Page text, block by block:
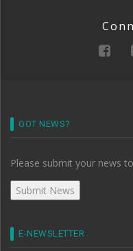
GOT NEWS?
Please submit your news
E-NEWSLETTER